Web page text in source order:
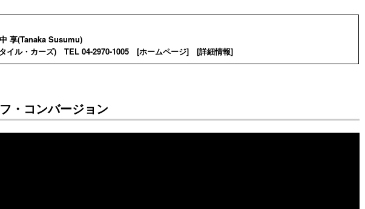
享(Tanaka Susumu)
イル・カーズ) TEL 04-2970-1005 [ホームページ] [詳細情報]
・コンバージョン